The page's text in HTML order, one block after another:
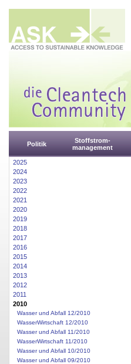
Politik
Stoffstrom-
management
2025
2024
2023
2022
2021
2020
2019
2018
2017
2016
2015
2014
2013
2012
2011
2010
Wasser und Abfall 12/2010
WasserWirtschaft 12/2010
Wasser und Abfall 11/2010
WasserWirtschaft 11/2010
Wasser und Abfall 10/2010
Wasser und Abfall 09/2010